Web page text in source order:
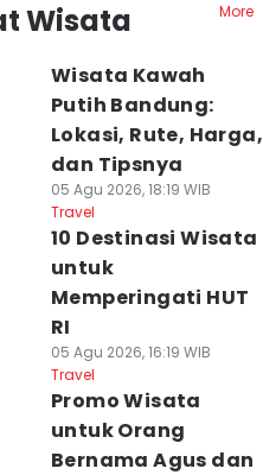
Wisata
More
Wisata Kawah
Putih Bandung:
Lokasi, Rute, Harga,
dan Tipsnya
05 Agu 2026, 18:19 WIB
Travel
10 Destinasi Wisata
untuk
Memperingati HUT
RI
05 Agu 2026, 16:19 WIB
Travel
Promo Wisata
untuk Orang
Bernama Agus dan